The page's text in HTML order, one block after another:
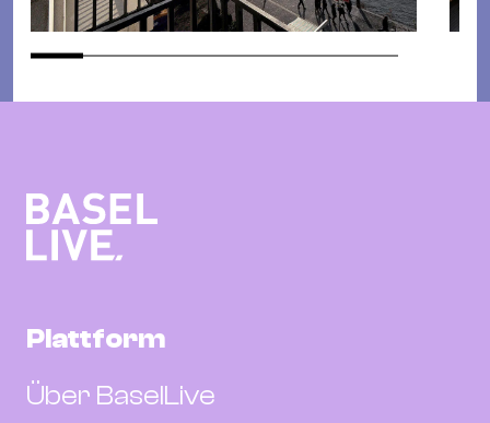
Plattform
Über BaselLive